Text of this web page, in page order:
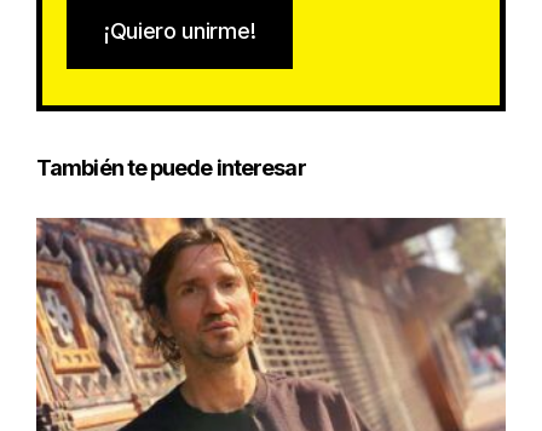
¡Quiero unirme!
También te puede interesar